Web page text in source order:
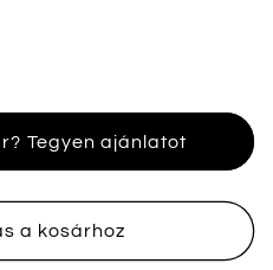
Tegyen ajánlatot
a kosárhoz